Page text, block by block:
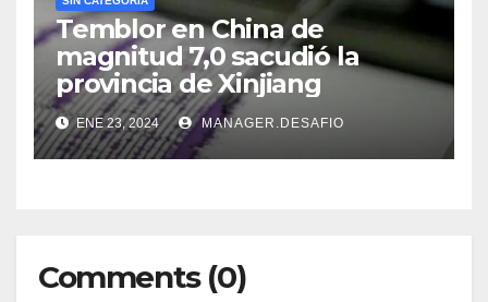
Temblor en China de
magnitud 7,0 sacudió la
provincia de Xinjiang
ENE 23, 2024 MANAGER.DESAFIO
Comments (0)